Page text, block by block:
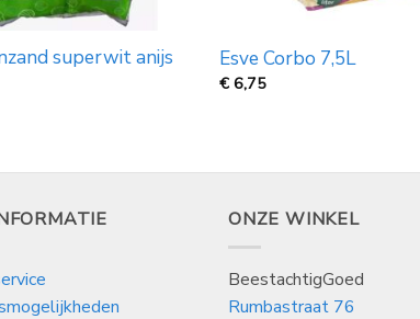
superwit anijs
Esve Corbo 7,5L
€6,75
ONZE WINKEL
BeestachtigGoed
Rumbastraat 76